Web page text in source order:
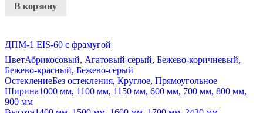
В корзину
ДПМ-1 EIS-60 с фрамугой
ЦветАбрикосовый, Агатовый серый, Бежево-коричневый,
Бежево-красный, Бежево-серый
ОстеклениеБез остекления, Круглое, Прямоугольное
Ширина1000 мм, 1100 мм, 1150 мм, 600 мм, 700 мм, 800 мм,
900 мм